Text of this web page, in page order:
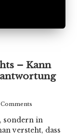
– Kann
sondern in
versteht, dass